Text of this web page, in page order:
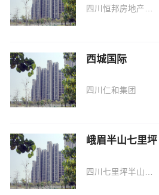
四川恒邦房地产开发有限公司
西城国际
四川仁和集团
峨眉半山七里坪